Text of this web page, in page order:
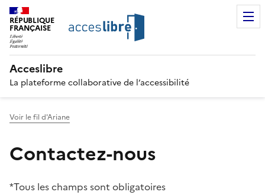
RÉPUBLIQUE
FRANÇAISE
Acceslibre
La plateforme collaborative de l’accessibilité
Voir le fil d'Ariane
Contactez-nous
*Tous les champs sont obligatoires